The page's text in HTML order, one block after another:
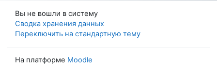
Вы не вошли в систему
Сводка хранения данных
Переключить на стандартную тему
На платформе Moodle